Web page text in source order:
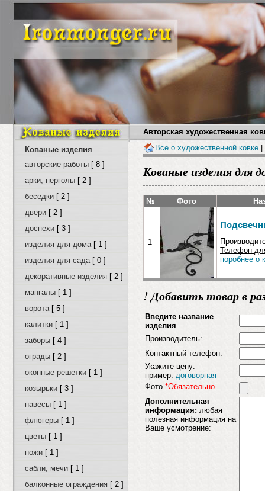
Авторская художественная
Кованые изделия
авторские работы [ 8 ]
арки, перголы [ 2 ]
беседки [ 2 ]
двери [ 2 ]
доспехи [ 3 ]
изделия для дома[ 1 ]
изделия для сада[ 0 ]
декоративные изделия [ 2 ]
мангалы [ 1 ]
ворота[ 5 ]
калитки [ 1 ]
заборы [ 4 ]
ограды [ 2 ]
оконные решетки [ 1 ]
козырьки [ 3 ]
навесы [ 1 ]
флюгеры [ 1 ]
цветы [ 1 ]
ножи [ 1 ]
сабли, мечи [ 1 ]
балконные ограждения [ 2 ]
Все о художественной ковке |
Кованые изделия для
№ Фото
1
Телефон
поробнее о
! Добавить товар в
Введите название
изделия
Производитель:
Контактный телефон:
Укажите цену:
пример: договорная
Фото *Обязательно
Дополнительная
информация: любая
полезная информация на
Ваше усмотрение: